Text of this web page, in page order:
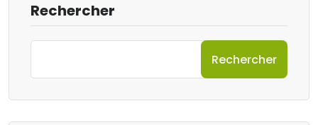
Rechercher
Rechercher